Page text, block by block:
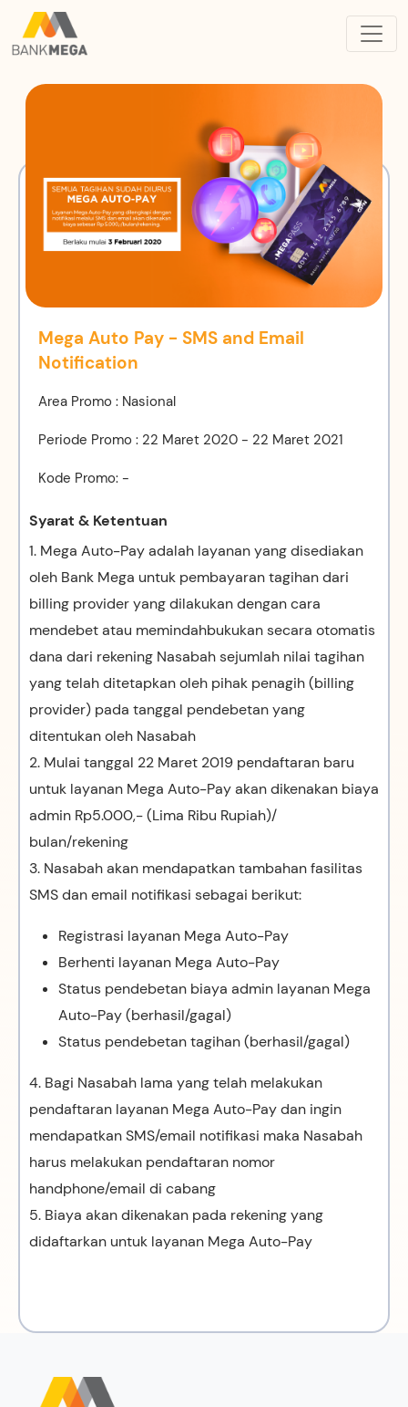
Mega Auto Pay - SMS and Email
Notification
Area Promo : Nasional
Periode Promo : 22 Maret 2020 - 22 Maret 2021
Kode Promo: -
Syarat & Ketentuan
1. Mega Auto-Pay adalah layanan yang disediakan
oleh Bank Mega untuk pembayaran tagihan dari
billing provider yang dilakukan dengan cara
mendebet atau memindahbukukan secara otomatis
dana dari rekening Nasabah sejumlah nilai tagihan
yang telah ditetapkan oleh pihak penagih (billing
provider) pada tanggal pendebetan yang
ditentukan oleh Nasabah
2. Mulai tanggal 22 Maret 2019 pendaftaran baru
untuk layanan Mega Auto-Pay akan dikenakan biaya
admin Rp5.000,- (Lima Ribu Rupiah)/
bulan/rekening
3. Nasabah akan mendapatkan tambahan fasilitas
SMS dan email notifikasi sebagai berikut:
Registrasi layanan Mega Auto-Pay
Berhenti layanan Mega Auto-Pay
Status pendebetan biaya admin layanan Mega
Auto-Pay (berhasil/gagal)
Status pendebetan tagihan (berhasil/gagal)
4. Bagi Nasabah lama yang telah melakukan
pendaftaran layanan Mega Auto-Pay dan ingin
mendapatkan SMS/email notifikasi maka Nasabah
harus melakukan pendaftaran nomor
handphone/email di cabang
5. Biaya akan dikenakan pada rekening yang
didaftarkan untuk layanan Mega Auto-Pay